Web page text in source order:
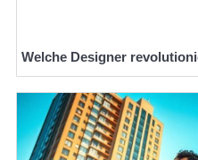
Welche Designer